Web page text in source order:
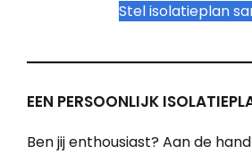
Stel isolatieplan
EEN PERSOONLIJK
Ben jij enthousiast? Aan de